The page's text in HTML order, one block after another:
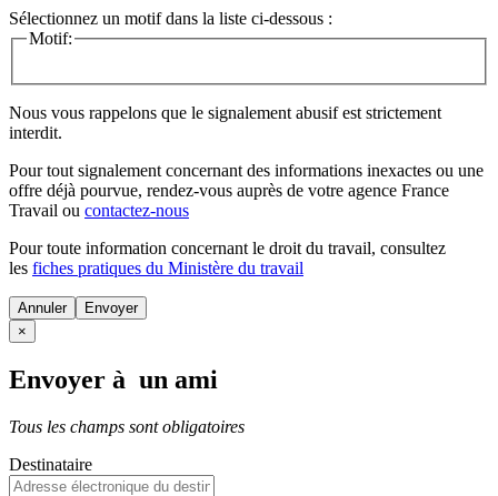
Sélectionnez un motif dans la liste ci-dessous :
Motif:
Nous vous rappelons que le signalement abusif est strictement
interdit.
Pour tout signalement concernant des informations inexactes ou une
offre déjà pourvue, rendez-vous auprès de votre agence France
Travail ou contactez-nous
Pour toute information concernant le droit du travail, consultez
les fiches pratiques du Ministère du travail
Annuler
×
Envoyer à un ami
Tous les champs sont obligatoires
Destinataire